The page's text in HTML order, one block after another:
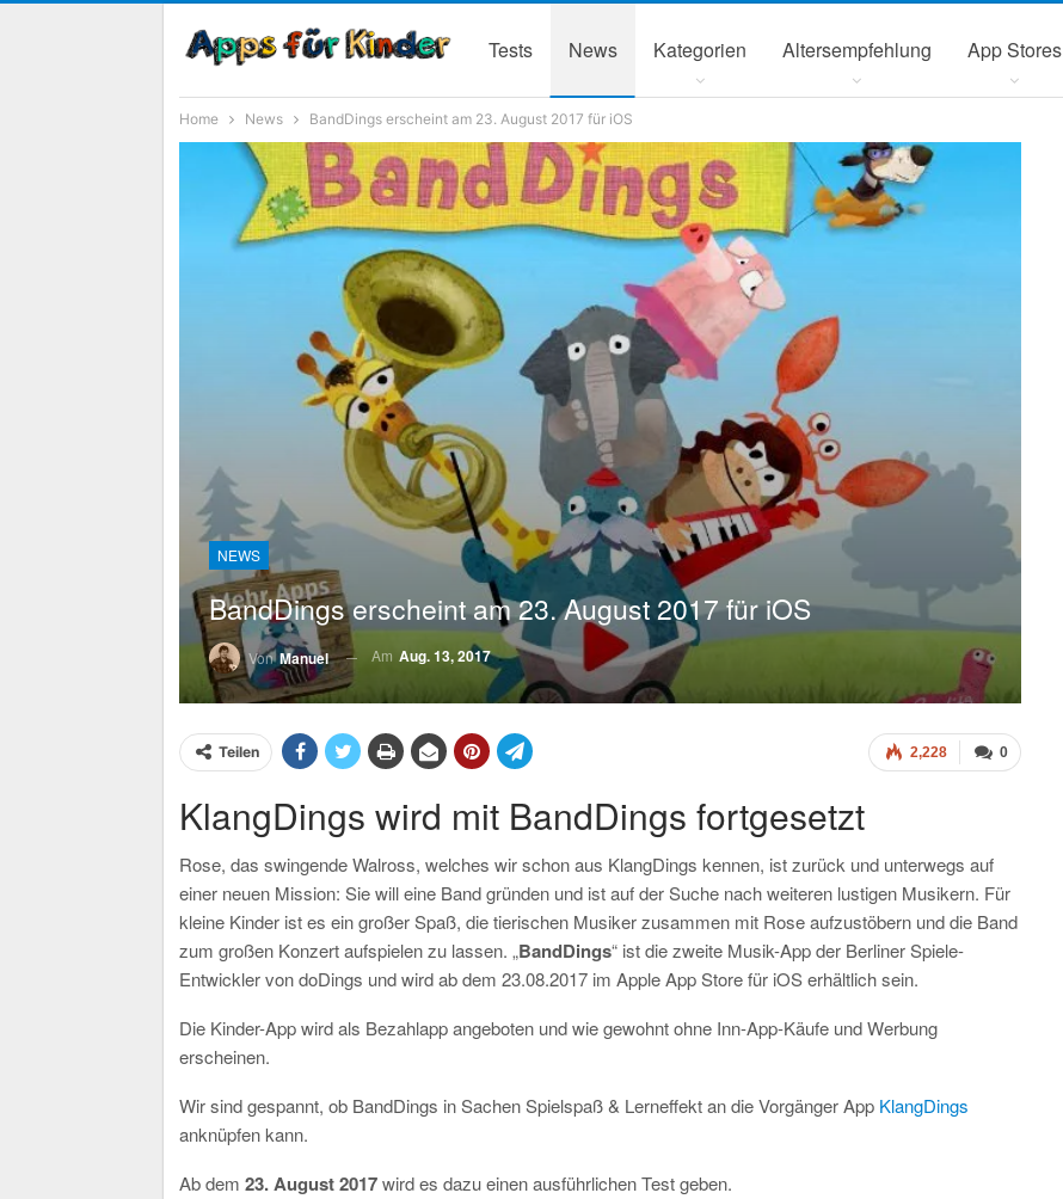
Tests News Kategorien Altersempfehlung App Stores
Home News BandDings erscheint am 23. August 2017 für iOS
NEWS
BandDings erscheint am 23. August 2017 für iOS
VonManuel Am Aug. 13, 2017
0
2,228
Teilen
KlangDings wird mit BandDings fortgesetzt
Rose, das swingende Walross, welches wir schon aus KlangDings kennen, ist zurück und unterwegs auf
einer neuen Mission: Sie will eine Band gründen und ist auf der Suche nach weiteren lustigen Musikern. Für
kleine Kinder ist es ein großer Spaß, die tierischen Musiker zusammen mit Rose aufzustöbern und die Band
zum großen Konzert aufspielen zu lassen. „BandDings“ ist die zweite Musik-App der Berliner Spiele-
Entwickler von doDings und wird ab dem 23.08.2017 im Apple App Store für iOS erhältlich sein.
Die Kinder-App wird als Bezahlapp angeboten und wie gewohnt ohne Inn-App-Käufe und Werbung
erscheinen.
Wir sind gespannt, ob BandDings in Sachen Spielspaß & Lerneffekt an die Vorgänger App KlangDings
anknüpfen kann.
Ab dem 23. August 2017wird es dazu einen ausführlichen Test geben.